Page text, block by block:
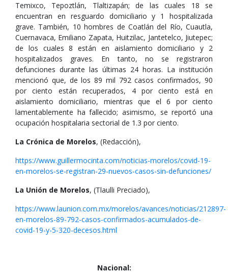
Temixco, Tepoztlán, Tlaltizapán; de las cuales 18 se
encuentran en resguardo domiciliario y 1 hospitalizada
grave. También, 10 hombres de Coatlán del Río, Cuautla,
Cuernavaca, Emiliano Zapata, Huitzilac, Jantetelco, Jiutepec;
de los cuales 8 están en aislamiento domiciliario y 2
hospitalizados graves. En tanto, no se registraron
defunciones durante las últimas 24 horas. La institución
mencionó que, de los 89 mil 792 casos confirmados, 90
por ciento están recuperados, 4 por ciento está en
aislamiento domiciliario, mientras que el 6 por ciento
lamentablemente ha fallecido; asimismo, se reportó una
ocupación hospitalaria sectorial de 1.3 por ciento.
La Crónica de Morelos, (Redacción),
https://www.guillermocinta.com/noticias-morelos/covid-19-
en-morelos-se-registran-29-nuevos-casos-sin-defunciones/
La Unión de Morelos, (Tlaulli Preciado),
https://www.launion.com.mx/morelos/avances/noticias/212897-
en-morelos-89-792-casos-confirmados-acumulados-de-
covid-19-y-5-320-decesos.html
Nacional: